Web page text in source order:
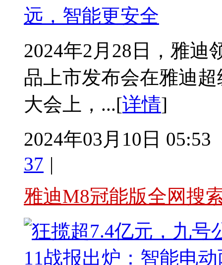
远，智能更安全
2024年2月28日，雅迪
品上市发布会在雅迪
大会上，...[详情]
2024年03月10日 05:53
37 |
雅迪M8冠能版全网搜